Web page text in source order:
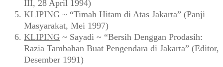
III, 28 April 1994)
KLIPING ~ “Timah Hitam di Atas Jakarta” (Panji
Masyarakat, Mei 1997)
KLIPING ~ Sayadi ~ “Bersih Denggan Prodasih:
Razia Tambahan Buat Pengendara di Jakarta” (Editor,
Desember 1991)